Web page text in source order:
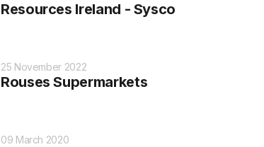
Resources Ireland - Sysco
25 November 2022
Rouses Supermarkets
09 March 2020